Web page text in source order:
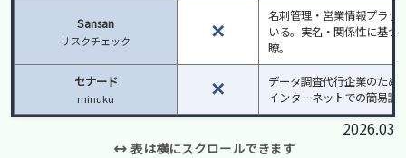
Sansan
リスクチェック ✕
名刺管理・営業情報プラッ
いる。実名・関係性に基づ
瞭。
セナード
minuku ✕
データ調査代行企業のため
インターネットでの簡易調
2026.03
表は横にスクロールできます